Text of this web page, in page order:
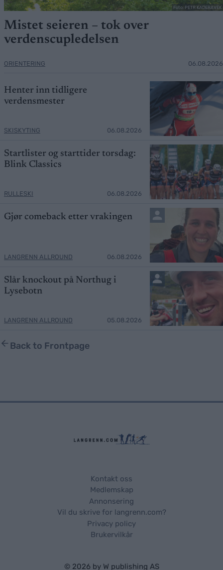
Foto: PETR KADERAVEK
Mistet seieren – tok over
verdenscupledelsen
ORIENTERING 06.08.2026
Henter inn tidligere
verdensmester
SKISKYTING 06.08.2026
Startlister og starttider torsdag:
Blink Classics
RULLESKI 06.08.2026
Gjør comeback etter vrakingen
LANGRENN ALLROUND 06.08.2026
Slår knockout på Northug i
Lysebotn
LANGRENN ALLROUND 05.08.2026
Back to Frontpage
Kontakt oss
Medlemskap
Annonsering
Vil du skrive for langrenn.com?
Privacy policy
Brukervilkår
© 2026 by W publishing AS